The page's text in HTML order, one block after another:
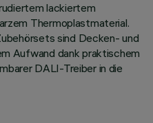
lackiertem
Thermoplastmaterial.
sind Decken- und
Aufwand dank praktischem
DALI-Treiber in die